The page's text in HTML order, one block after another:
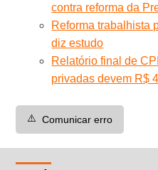
contra reforma da
Reforma trabalhista
diz estudo
Relatório final de
privadas devem R$
⚠️ Comunicar erro